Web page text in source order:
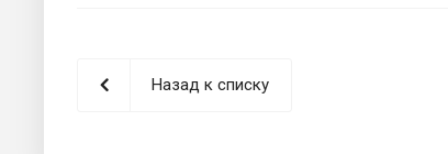
Назад к списку